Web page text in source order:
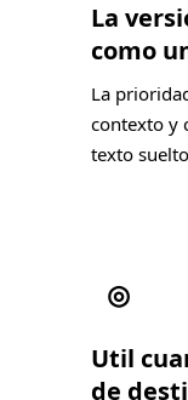
La
como
La
contexto y
texto
◎
Util
de